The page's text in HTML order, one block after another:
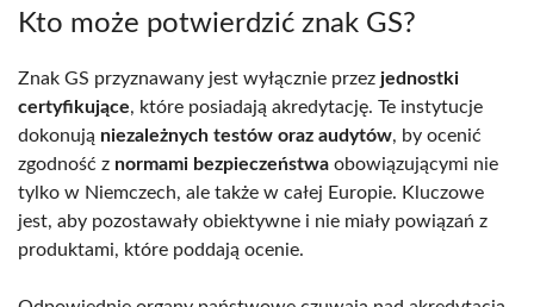
Kto może potwierdzić znak GS?
Znak GS przyznawany jest wyłącznie przez jednostki
certyfikujące, które posiadają akredytację. Te instytucje
dokonują niezależnych testów oraz audytów, by ocenić
zgodność z normami bezpieczeństwa obowiązującymi nie
tylko w Niemczech, ale także w całej Europie. Kluczowe
jest, aby pozostawały obiektywne i nie miały powiązań z
produktami, które poddają ocenie.